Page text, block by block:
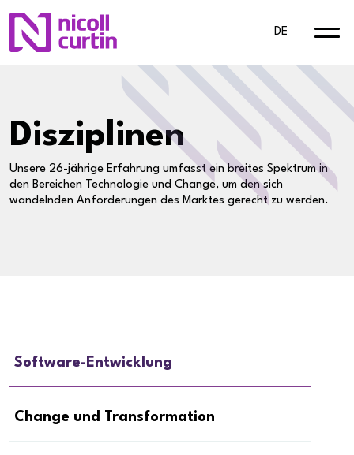
DE
Disziplinen
Unsere 26-jährige Erfahrung umfasst ein breites Spektrum in
den Bereichen Technologie und Change, um den sich
wandelnden Anforderungen des Marktes gerecht zu werden.
Software-Entwicklung
Change und Transformation